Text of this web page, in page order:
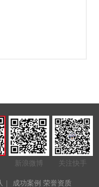
新浪微博 关注快手
成功案例 荣誉资质